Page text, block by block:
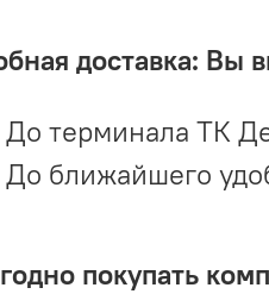
доставка: Вы
терминала ТК
ближайшего
покупать